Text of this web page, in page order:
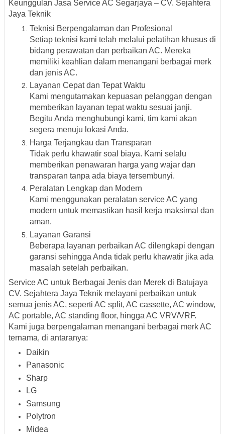
Keunggulan Jasa Service AC Segarjaya – CV. Sejahtera
Jaya Teknik
Teknisi Berpengalaman dan Profesional
Setiap teknisi kami telah melalui pelatihan khusus di
bidang perawatan dan perbaikan AC. Mereka
memiliki keahlian dalam menangani berbagai merk
dan jenis AC.
Layanan Cepat dan Tepat Waktu
Kami mengutamakan kepuasan pelanggan dengan
memberikan layanan tepat waktu sesuai janji.
Begitu Anda menghubungi kami, tim kami akan
segera menuju lokasi Anda.
Harga Terjangkau dan Transparan
Tidak perlu khawatir soal biaya. Kami selalu
memberikan penawaran harga yang wajar dan
transparan tanpa ada biaya tersembunyi.
Peralatan Lengkap dan Modern
Kami menggunakan peralatan service AC yang
modern untuk memastikan hasil kerja maksimal dan
aman.
Layanan Garansi
Beberapa layanan perbaikan AC dilengkapi dengan
garansi sehingga Anda tidak perlu khawatir jika ada
masalah setelah perbaikan.
Service AC untuk Berbagai Jenis dan Merek di Batujaya
CV. Sejahtera Jaya Teknik melayani perbaikan untuk
semua jenis AC, seperti AC split, AC cassette, AC window,
AC portable, AC standing floor, hingga AC VRV/VRF.
Kami juga berpengalaman menangani berbagai merk AC
ternama, di antaranya:
Daikin
Panasonic
Sharp
LG
Samsung
Polytron
Midea